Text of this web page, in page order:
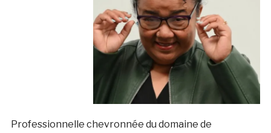
Professionnelle chevronnée du domaine de